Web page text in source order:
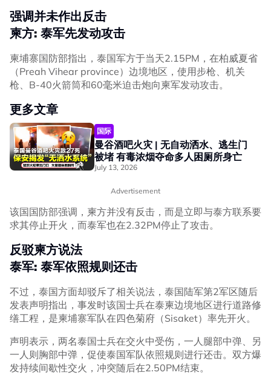
强调并未作出反击
柬方: 泰军先发动攻击
柬埔寨国防部指出，泰国军方于当天2.15PM，在柏威夏省
（Preah Vihear province）边境地区，使用步枪、机关
枪、B-40火箭筒和60毫米迫击炮向柬军发动攻击。
更多文章
国际
曼谷酒吧火灾 | 无自动洒水、逃生门
被堵 有毒浓烟夺命多人困厕所身亡
July 13, 2026
Advertisement
该国国防部强调，柬方并没有反击，而是立即与泰方联系要
求其停止开火，而泰军也在2.32PM停止了攻击。
反驳柬方说法
泰军: 泰军依照规则还击
不过，泰国方面却驳斥了相关说法，泰国陆军第2军区随后
发表声明指出，事发时该国士兵在泰柬边境地区进行道路修
缮工程，是柬埔寨军队在四色菊府（Sisaket）率先开火。
声明表示，两名泰国士兵在交火中受伤，一人腿部中弹、另
一人则胸部中弹，促使泰国军队依照规则进行还击。双方爆
发持续间歇性交火，冲突随后在2.50PM结束。